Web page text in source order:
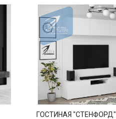
ГОСТИНАЯ "СТЕНФОРД"